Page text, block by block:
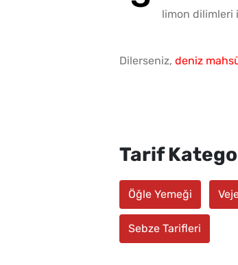
limon dilimleri
Dilerseniz, deniz
Tarif
Öğle Yemeği
Sebze Tarifleri